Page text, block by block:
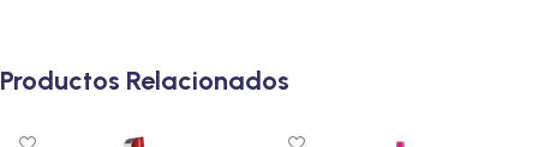
Productos Relacionados